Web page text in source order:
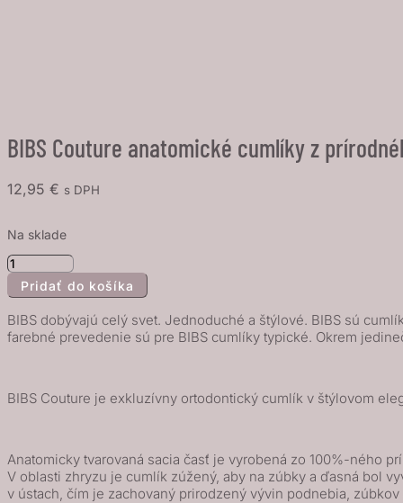
BIBS Couture anatomické cumlíky z
12,95 € s DPH
Na sklade
množstvo
BIBS
anatomické
prírodného
-
veľkosť
Pridať do košíka
BIBS dobývajú celý svet. Jednoduché a štýlové. BIBS sú
farebné prevedenie sú pre BIBS cumlíky typické. Okrem
BIBS Couture je exkluzívny ortodontický cumlík v štýlovom
Anatomicky tvarovaná sacia časť je vyrobená zo 100%-ného
V oblasti zhryzu je cumlík zúžený, aby na zúbky a ďasná bol
v ústach, čím je zachovaný prirodzený vývin podnebia,